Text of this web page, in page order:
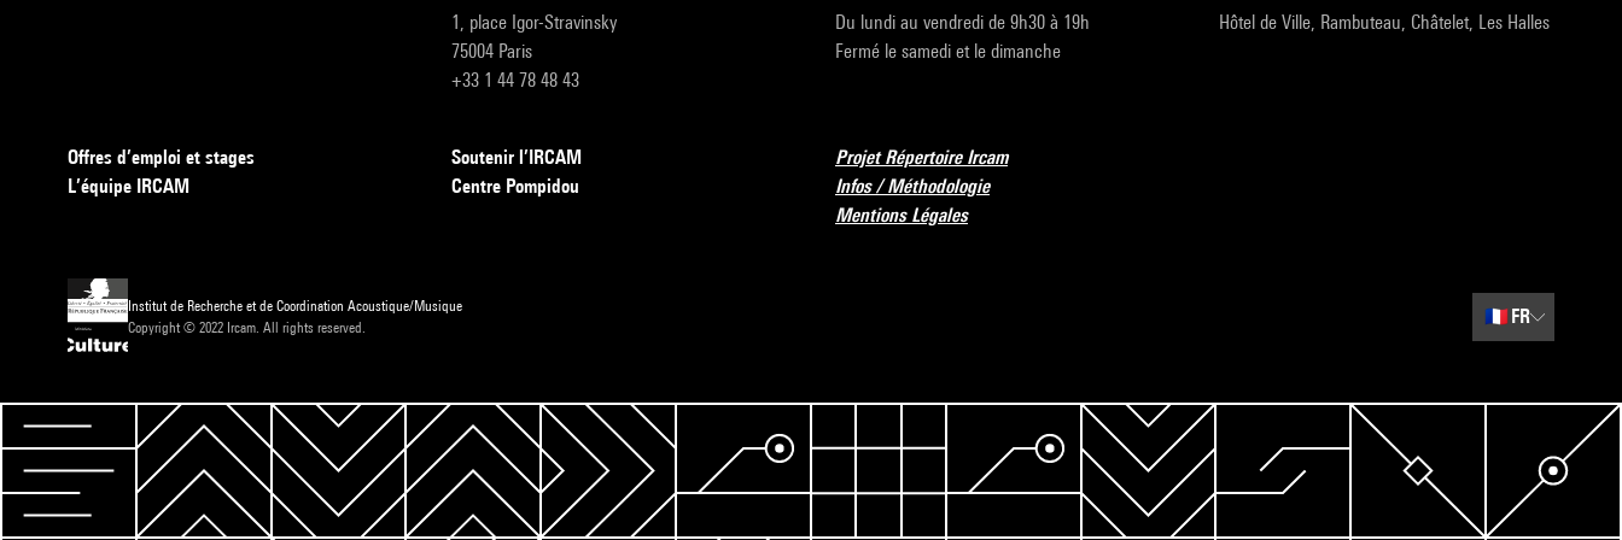
1, place Igor-Stravinsky
75004 Paris
+33 1 44 78 48 43
Du lundi au vendredi de 9h30 à 19h
Fermé le samedi et le dimanche
Hôtel de Ville, Rambuteau, Châtelet, Les Halles
Offres d’emploi et stages
L’équipe IRCAM
Soutenir l’IRCAM
Centre Pompidou
Projet Répertoire Ircam
Infos / Méthodologie
Mentions Légales
Institut de Recherche et de Coordination Acoustique/Musique
Copyright © 2022 Ircam. All rights reserved.
🇫🇷 FR